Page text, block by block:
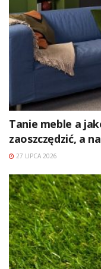
Tanie meble a
zaoszczędzić, a
27 LIPCA 2026